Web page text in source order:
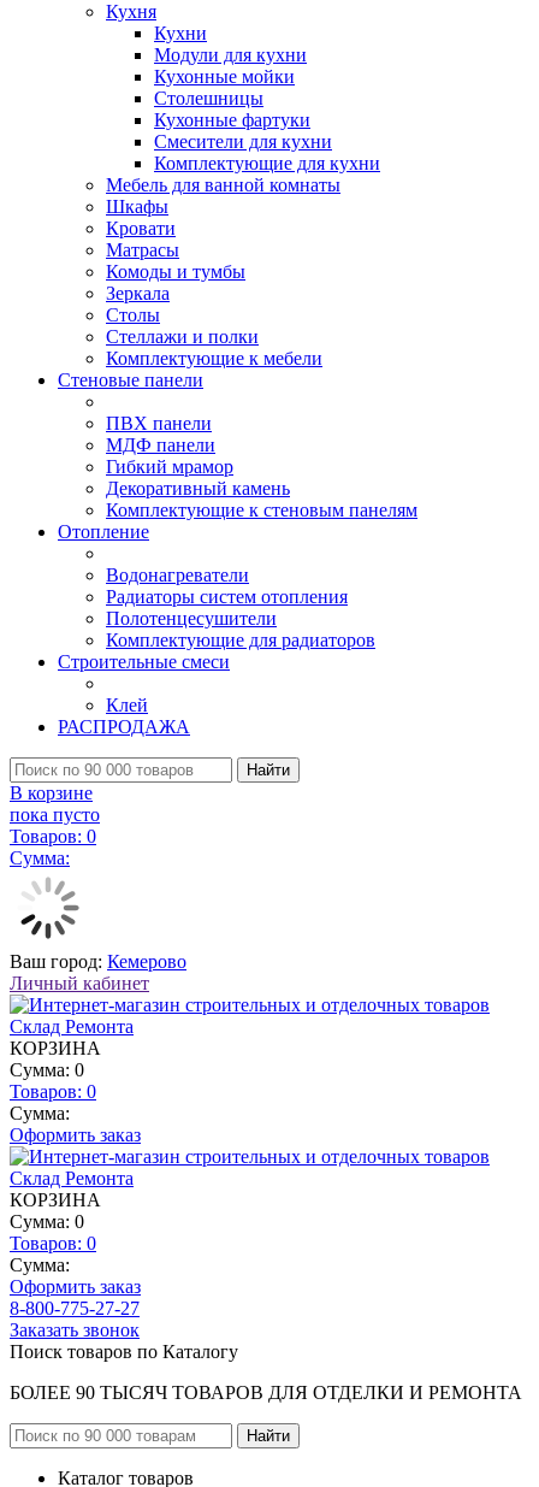
Кухня
Кухни
Модули для кухни
Кухонные мойки
Столешницы
Кухонные фартуки
Смесители для кухни
Комплектующие для кухни
Мебель для ванной комнаты
Шкафы
Кровати
Матрасы
Комоды и тумбы
Зеркала
Столы
Стеллажи и полки
Комплектующие к мебели
Стеновые панели
ПВХ панели
МДФ панели
Гибкий мрамор
Декоративный камень
Комплектующие к стеновым панелям
Отопление
Водонагреватели
Радиаторы систем отопления
Полотенцесушители
Комплектующие для радиаторов
Строительные смеси
Клей
РАСПРОДАЖА
Найти
В корзине
пока пусто
Товаров: 0
Сумма:
Ваш город: Кемерово
Личный кабинет
КОРЗИНА
Сумма: 0
Товаров: 0
Сумма:
Оформить заказ
КОРЗИНА
Сумма: 0
Товаров: 0
Сумма:
Оформить заказ
8-800-775-27-27
Заказать звонок
Поиск товаров по Каталогу
БОЛЕЕ 90 ТЫСЯЧ ТОВАРОВ ДЛЯ ОТДЕЛКИ И РЕМОНТА
Каталог товаров